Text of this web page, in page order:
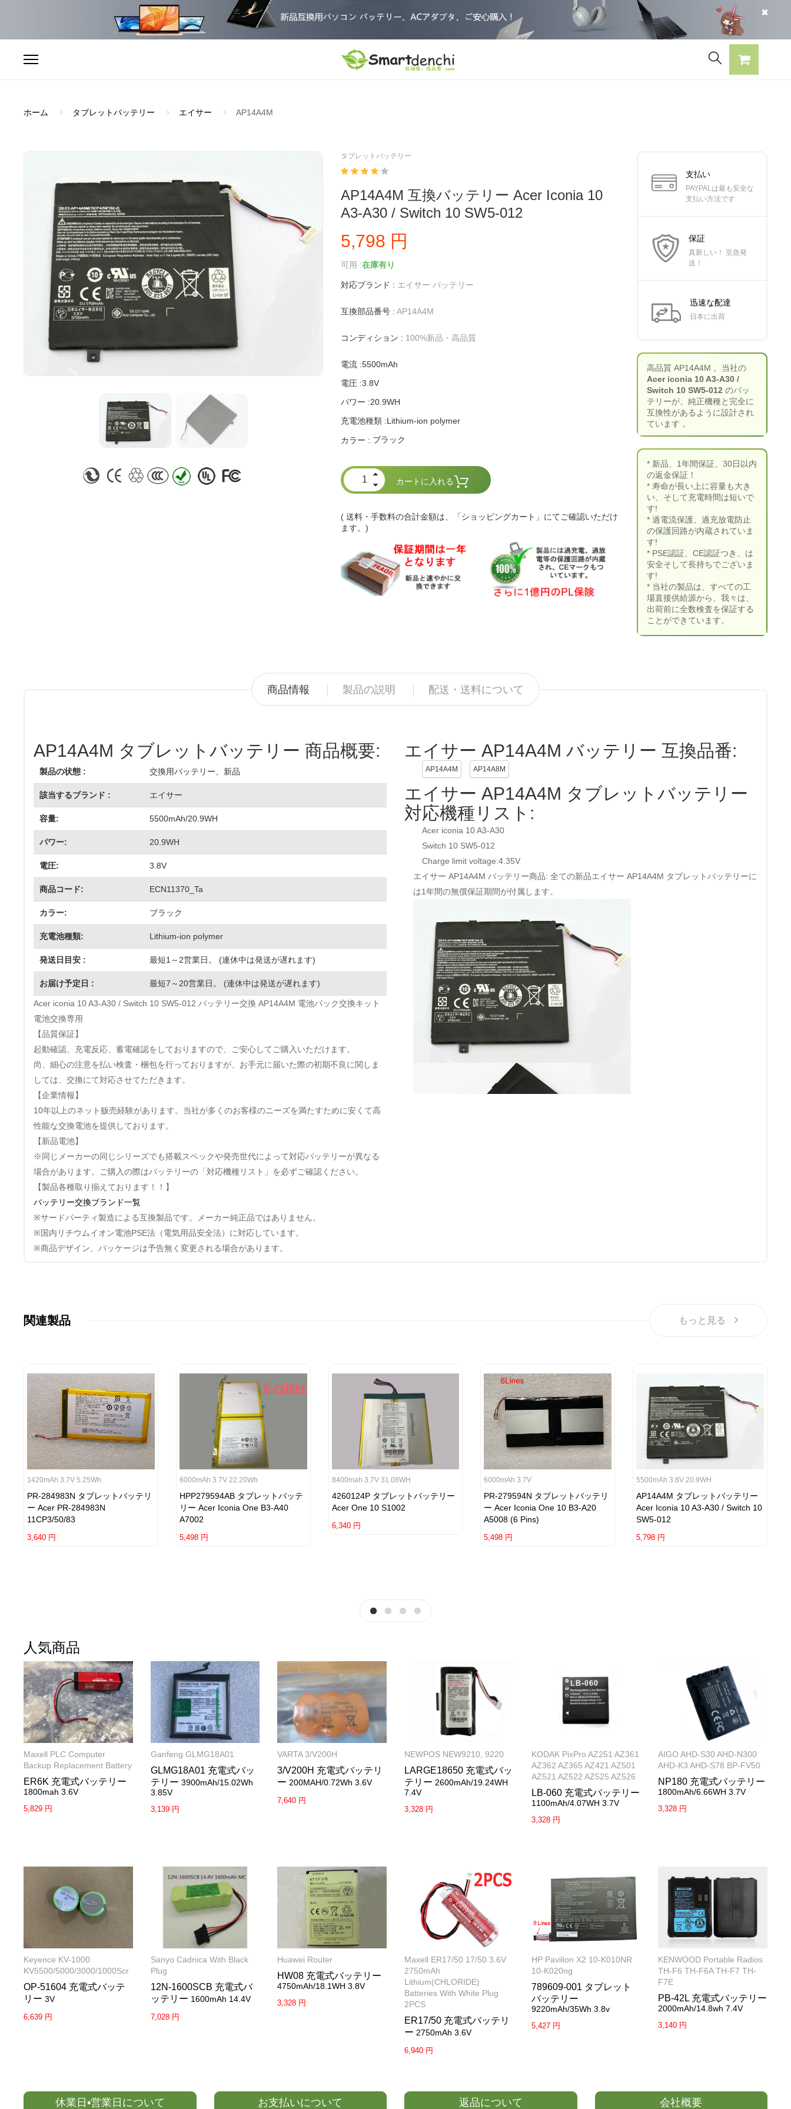
ホーム タブレットバッテリー エイサー AP14A4M
タブレットバッテリー
AP14A4M 互換バッテリー Acer Iconia 10
A3-A30 / Switch 10 SW5-012
5,798 円
可用 :在庫有り
対応ブランド : エイサー バッテリー
互換部品番号 : AP14A4M
コンディション : 100%新品・高品質
電流 :5500mAh
電圧 :3.8V
パワー :20.9WH
充電池種類 :Lithium-ion polymer
カラー : ブラック
カートに入れる
( 送料・手数料の合計金額は、「ショッピングカート」にてご確認いただけ
ます。)
支払い
PAYPALは最も安全な
支払い方法です
保証
真新しい！ 至急発
送！
迅速な配達
日本に出荷
高品質 AP14A4M 。当社の
Acer iconia 10 A3-A30 /
Switch 10 SW5-012 のバッ
テリーが、純正機種と完全に
互換性があるように設計され
ています 。
* 新品、1年間保証、30日以内
の返金保証！
* 寿命が長い上に容量も大き
い、そして充電時間は短いで
す!
* 過電流保護、過充放電防止
の保護回路が内蔵されていま
す!
* PSE認証、CE認証つき、は
安全そして長持ちでございま
す!
* 当社の製品は、すべての工
場直接供給源から、我々は、
出荷前に全数検査を保証する
ことができています。
商品情報 製品の説明 配送・送料について
AP14A4M タブレットバッテリー 商品概要:
製品の状態 : 交換用バッテリー、新品
該当するブランド : エイサー
容量: 5500mAh/20.9WH
パワー: 20.9WH
電圧: 3.8V
商品コード: ECN11370_Ta
カラー: ブラック
充電池種類: Lithium-ion polymer
発送日目安 : 最短1～2営業日。 (連休中は発送が遅れます)
お届け予定日 : 最短7～20営業日。 (連休中は発送が遅れます)
Acer iconia 10 A3-A30 / Switch 10 SW5-012 バッテリー交換 AP14A4M 電池パック交換キット
電池交換専用
【品質保証】
起動確認、充電反応、蓄電確認をしておりますので、ご安心してご購入いただけます。
尚、細心の注意を払い検査・梱包を行っておりますが、お手元に届いた際の初期不良に関しま
しては、交換にて対応させてただきます。
【企業情報】
10年以上のネット贩売経験があります。当社が多くのお客様のニーズを満たすために安くて高
性能な交換電池を提供しております。
【新品電池】
※同じメーカーの同じシリーズでも搭載スペックや発売世代によって対応バッテリーが異なる
場合があります。ご購入の際はバッテリーの「対応機種リスト」を必ずご確認ください。
【製品各種取り揃えております！！】
バッテリー交換ブランド一覧
※サードパーティ製造による互換製品です。メーカー純正品ではありません。
※国内リチウムイオン電池PSE法（電気用品安全法）に対応しています。
※商品デザイン、パッケージは予告無く変更される場合があります。
エイサー AP14A4M バッテリー 互換品番:
AP14A4M AP14A8M
エイサー AP14A4M タブレットバッテリー
対応機種リスト:
Acer iconia 10 A3-A30
Switch 10 SW5-012
Charge limit voltage:4.35V
エイサー AP14A4M バッテリー商品: 全ての新品エイサー AP14A4M タブレットバッテリーに
は1年間の無償保証期間が付属します。
関連製品 もっと見る
1420mAh 3.7V 5.25Wh
PR-284983N タブレットバッテリ
ー Acer PR-284983N
11CP3/50/83
3,640 円
6000mAh 3.7V 22.20Wh
HPP279594AB タブレットバッテ
リー Acer Iconia One B3-A40
A7002
5,498 円
8400mah 3.7V 31.08WH
4260124P タブレットバッテリー
Acer One 10 S1002
6,340 円
6000mAh 3.7V
PR-279594N タブレットバッテリ
ー Acer Iconia One 10 B3-A20
A5008 (6 Pins)
5,498 円
5500mAh 3.8V 20.9WH
AP14A4M タブレットバッテリー
Acer Iconia 10 A3-A30 / Switch 10
SW5-012
5,798 円
人気商品
Maxell PLC Computer
Backup Replacement Battery
ER6K 充電式バッテリー
1800mah 3.6V
5,829 円
Ganfeng GLMG18A01
GLMG18A01 充電式バッ
テリー 3900mAh/15.02Wh
3.85V
3,139 円
VARTA 3/V200H
3/V200H 充電式バッテリ
ー 200MAH/0.72Wh 3.6V
7,640 円
NEWPOS NEW9210, 9220
LARGE18650 充電式バッ
テリー 2600mAh/19.24WH
7.4V
3,328 円
KODAK PixPro AZ251 AZ361
AZ362 AZ365 AZ421 AZ501
AZ521 AZ522 AZ525 AZ526
LB-060 充電式バッテリー
1100mAh/4.07WH 3.7V
3,328 円
AIGO AHD-S30 AHD-N300
AHD-K3 AHD-S78 BP-FV50
NP180 充電式バッテリー
1800mAh/6.66WH 3.7V
3,328 円
Keyence KV-1000
KV5500/5000/3000/1000Scr
OP-51604 充電式バッテ
リー 3V
6,639 円
Sanyo Cadnica With Black
Plug
12N-1600SCB 充電式バ
ッテリー 1600mAh 14.4V
7,028 円
Huawei Router
HW08 充電式バッテリー
4750mAh/18.1WH 3.8V
3,328 円
Maxell ER17/50 17/50 3.6V
2750mAh
Lithium(CHLORIDE)
Batteries With White Plug
2PCS
ER17/50 充電式バッテリ
ー 2750mAh 3.6V
6,940 円
HP Pavilion X2 10-K010NR
10-K020ng
789609-001 タブレット
バッテリー
9220mAh/35Wh 3.8v
5,427 円
KENWOOD Portable Radios
TH-F6 TH-F6A TH-F7 TH-
F7E
PB-42L 充電式バッテリー
2000mAh/14.8wh 7.4V
3,140 円
休業日▪営業日について お支払いについて 返品について 会社概要